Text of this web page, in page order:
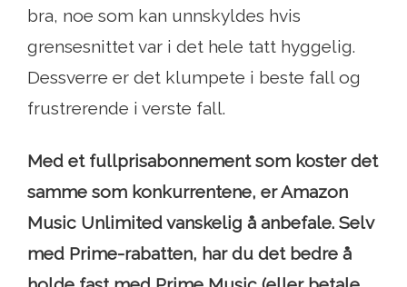
bra, noe som kan unnskyldes hvis
grensesnittet var i det hele tatt hyggelig.
Dessverre er det klumpete i beste fall og
frustrerende i verste fall.
Med et fullprisabonnement som koster det
samme som konkurrentene, er Amazon
Music Unlimited vanskelig å anbefale. Selv
med Prime-rabatten, har du det bedre å